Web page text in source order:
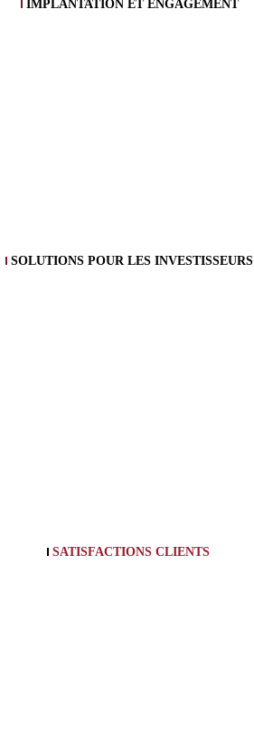
IMPLANTATION ET ENGAGEMENT
SOLUTIONS POUR LES INVESTISSEURS
SATISFACTIONS CLIENTS